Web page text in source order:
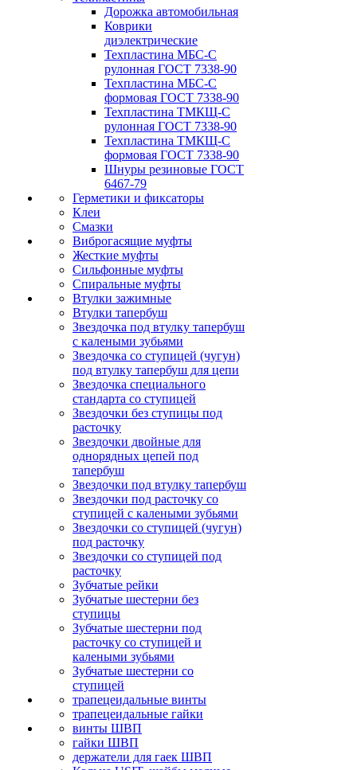
Дорожка автомобильная
Коврики
диэлектрические
Техпластина МБС-С
рулонная ГОСТ 7338-90
Техпластина МБС-С
формовая ГОСТ 7338-90
Техпластина ТМКЩ-С
рулонная ГОСТ 7338-90
Техпластина ТМКЩ-С
формовая ГОСТ 7338-90
Шнуры резиновые ГОСТ
6467-79
Герметики и фиксаторы
Клеи
Смазки
Виброгасящие муфты
Жесткие муфты
Сильфонные муфты
Спиральные муфты
Втулки зажимные
Втулки тапербуш
Звездочка под втулку тапербуш
c калеными зубьями
Звездочка со ступицей (чугун)
под втулку тапербуш для цепи
Звездочка специального
стандарта со ступицей
Звездочки без ступицы под
расточку
Звездочки двойные для
однорядных цепей под
тапербуш
Звездочки под втулку тапербуш
Звездочки под расточку со
ступицей с калеными зубьями
Звездочки со ступицей (чугун)
под расточку
Звездочки со ступицей под
расточку
Зубчатые рейки
Зубчатые шестерни без
ступицы
Зубчатые шестерни под
расточку со ступицей и
калеными зубьями
Зубчатые шестерни со
ступицей
трапецеидальные винты
трапецеидальные гайки
винты ШВП
гайки ШВП
держатели для гаек ШВП